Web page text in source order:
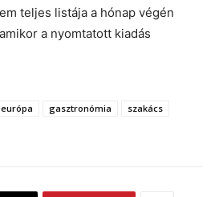
teljes listája a hónap végén
a nyomtatott kiadás
európa gasztronómia
szakács